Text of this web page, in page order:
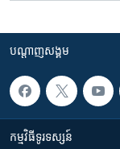
បណ្តាញ​សង្គម
កម្មវិធី​ទូរទស្សន៍